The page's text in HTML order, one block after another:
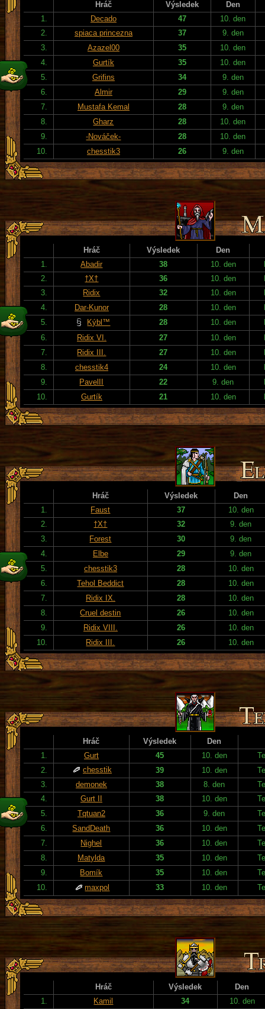
Hráč Výsledek
Den
1.
Decado 47
10. den
2.
spiaca princezna 37
9. den
3.
Azazel00 35
10. den
4.
Gurtík 35
10. den
5.
Grifins 34
9. den
6.
Almir 29
9. den
7.
Mustafa Kemal 28
9. den
8.
Gharz 28
10. den
9.
-Nováček- 28
10. den
10.
chesstik3 26 9. den
Hráč Výsledek
Den
1.
Abadir 38 10. den
2.
†X† 36 10. den
3.
Ridix 32 10. den
4.
Dar-Kunor 28 10. den
5.
Kýbl™ 28 10. den
6.
Ridix VI. 27 10. den
7.
Ridix III. 27 10. den
8.
chesstik4 24 10. den
9.
PavelII 22 9. den
10.
Gurtík 21 10. den
Hráč Výsledek
Den
1.
Faust 37
10. den
2.
†X† 32
9. den
3.
Forest 30
9. den
4.
Elbe 29
9. den
5.
chesstik3 28
10. den
6.
Tehol Beddict 28
10. den
7.
Ridix IX. 28
10. den
8.
Cruel destin 26
10. den
9.
Ridix VIII. 26
10. den
10.
Ridix III. 26 10. den
Hráč Výsledek
Den
1.
Gurt 45 10. den
2.
chesstik 39 10. den
3.
demonek 38 8. den
4.
Gurt II 38 10. den
5.
Tqtuan2 36 9. den
6.
SandDeath 36 10. den
7.
Nighel 36 10. den
8.
Matylda 35 10. den
9.
Bomík 35 10. den
10.
maxpol 33 10. den
Hráč Výsledek
Den
1.
Kamil 34
10. den